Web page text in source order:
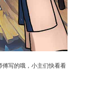
傅写的哦，小主们快看看